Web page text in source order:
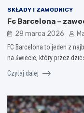
SKŁADY I ZAWODNICY
Fc Barcelona –
28 marca 2026
FC Barcelona to jeden z
na świecie, który przez
Czytaj dalej